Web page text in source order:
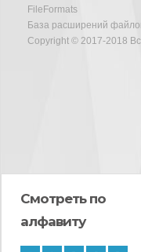
FileFormats
База расширений
Copyright © 2017-2018
Смотреть по
алфавиту